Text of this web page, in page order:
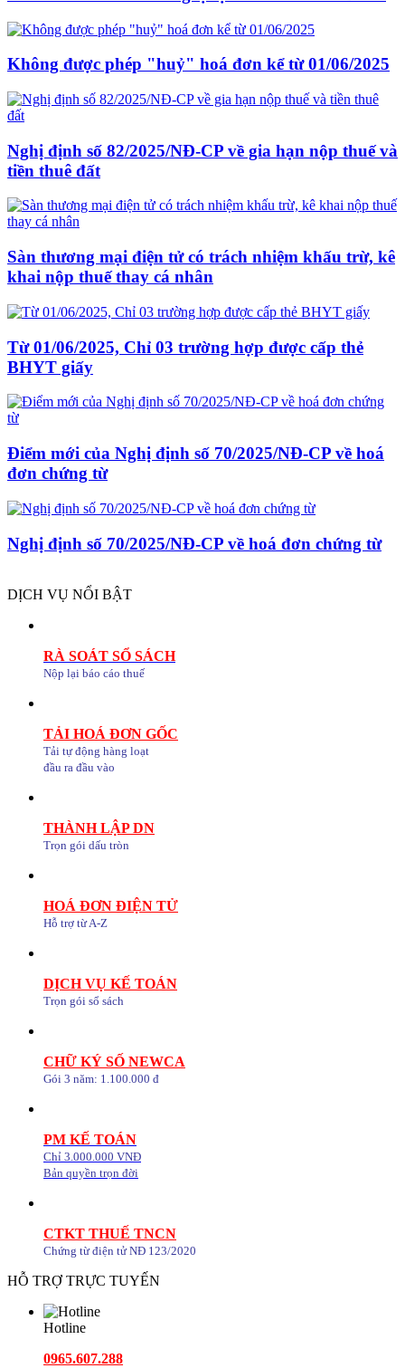
Không được phép "huỷ" hoá đơn kể từ 01/06/2025
Nghị định số 82/2025/NĐ-CP về gia hạn nộp thuế và
tiền thuê đất
Sàn thương mại điện tử có trách nhiệm khấu trừ, kê
khai nộp thuế thay cá nhân
Từ 01/06/2025, Chỉ 03 trường hợp được cấp thẻ
BHYT giấy
Điểm mới của Nghị định số 70/2025/NĐ-CP về hoá
đơn chứng từ
Nghị định số 70/2025/NĐ-CP về hoá đơn chứng từ
DỊCH VỤ NỔI BẬT
RÀ SOÁT SỔ SÁCH
Nộp lại báo cáo thuế
TẢI HOÁ ĐƠN GỐC
Tải tự động hàng loạt
đầu ra đầu vào
THÀNH LẬP DN
Trọn gói dấu tròn
HOÁ ĐƠN ĐIỆN TỬ
Hỗ trợ từ A-Z
DỊCH VỤ KẾ TOÁN
Trọn gói sổ sách
CHỮ KÝ SỐ NEWCA
Gói 3 năm: 1.100.000 đ
PM KẾ TOÁN
Chỉ 3.000.000 VNĐ
Bản quyền trọn đời
CTKT THUẾ TNCN
Chứng từ điện tử NĐ 123/2020
HỖ TRỢ TRỰC TUYẾN
Hotline
0965.607.288